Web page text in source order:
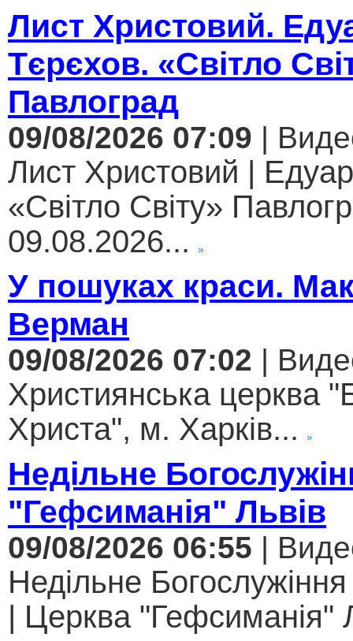
Лист Христовий.
Тєрєхов. «Світло
Павлоград
09/08/2026 07:09 |
Лист Христовий |
«Світло Світу»
09.08.2026...
У пошуках краси.
Верман
09/08/2026 07:02 |
Християнська церква
Христа", м. Харків...
Недільне
"Гефсиманія" Львів
09/08/2026 06:55 |
Недільне
| Церква "Гефсиманія"